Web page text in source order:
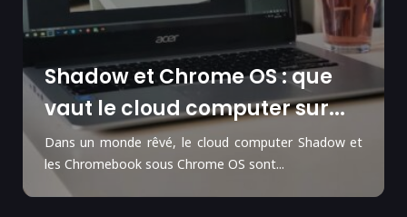
Shadow et Chrome OS : que
vaut le cloud computer sur...
Dans un monde rêvé, le cloud computer Shadow et
les Chromebook sous Chrome OS sont...